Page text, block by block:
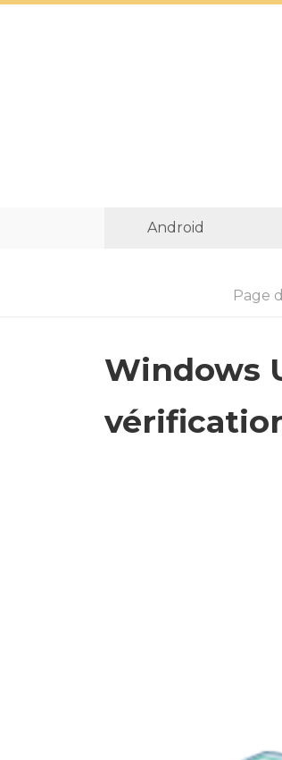
Android
Page
Windows